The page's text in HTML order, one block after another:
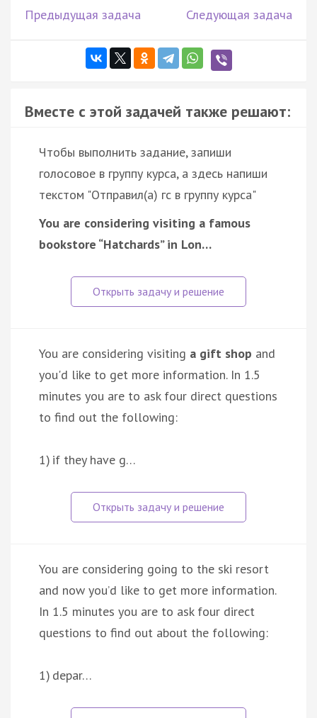
Предыдущая задача Следующая задача
Вместе с этой задачей также решают:
Чтобы выполнить задание, запиши
голосовое в группу курса, а здесь напиши
текстом "Отправил(а) гс в группу курса"
You are considering visiting a famous
bookstore “Hatchards” in Lon…
You are considering visiting a gift shop and
you'd like to get more information. In 1.5
minutes you are to ask four direct questions
to find out the following:
1) if they have g…
You are considering going to the ski resort
and now you’d like to get more information.
In 1.5 minutes you are to ask four direct
questions to find out about the following:
1) depar…